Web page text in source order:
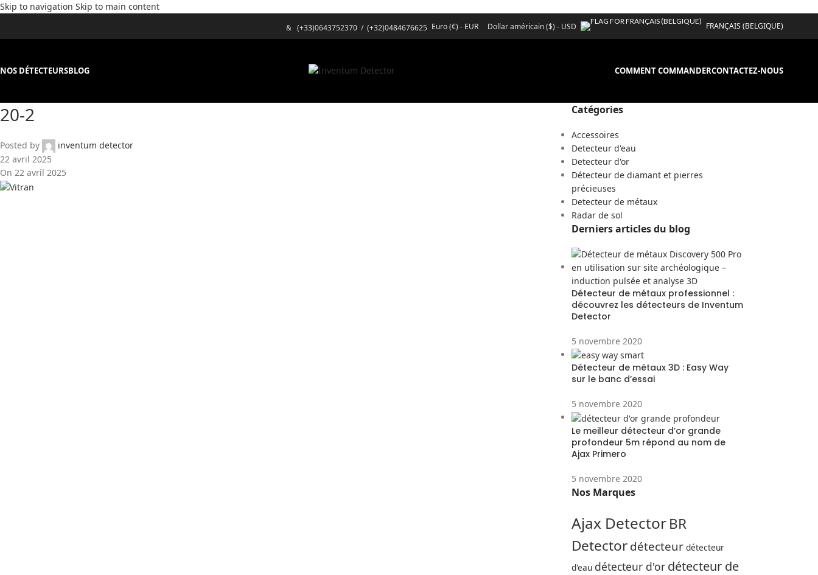
Skip to navigation Skip to main content
& (+33)0643752370/ (+32)0484676625 Euro (€) - EUR Dollar américain ($) - USD FRANÇAIS (BELGIQUE)
NOS DÉTECTEURSBLOG COMMENT COMMANDERCONTACTEZ-NOUS
20-2
Posted by
inventum detector
22 avril 2025
On 22 avril 2025
Catégories
Accessoires
Detecteur d'eau
Detecteur d'or
Détecteur de diamant et pierres
précieuses
Detecteur de métaux
Radar de sol
Derniers articles du blog
Détecteur de métaux professionnel :
découvrez les détecteurs de Inventum
Detector
5 novembre 2020
Détecteur de métaux 3D : Easy Way
sur le banc d’essai
5 novembre 2020
Le meilleur détecteur d’or grande
profondeur 5m répond au nom de
Ajax Primero
5 novembre 2020
Nos Marques
Ajax DetectorBR
Detectordétecteur détecteur
d'eau détecteur d'or détecteur de